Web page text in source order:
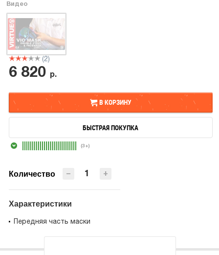
Видео
(2)
6 820 р.
В КОРЗИНУ
В КОРЗИНУ
БЫСТРАЯ ПОКУПКА
(3+)
Количество +
−
Характеристики
Передняя часть маски